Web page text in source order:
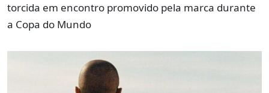
torcida em encontro promovido pela marca durante
a Copa do Mundo